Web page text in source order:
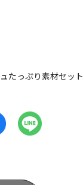
たっぷり素材セット